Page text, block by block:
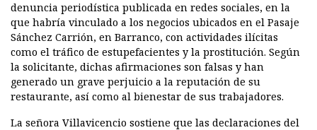
denuncia periodística publicada en redes sociales, en la
que habría vinculado a los negocios ubicados en el Pasaje
Sánchez Carrión, en Barranco, con actividades ilícitas
como el tráfico de estupefacientes y la prostitución. Según
la solicitante, dichas afirmaciones son falsas y han
generado un grave perjuicio a la reputación de su
restaurante, así como al bienestar de sus trabajadores.
La señora Villavicencio sostiene que las declaraciones del